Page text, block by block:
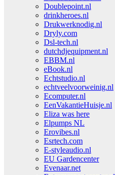
Doublepoint.nl
drinkheroes.nl
Drukwerknodig.nl
Dryly.com
Dsl-tech.nl
dutchdjequipment.nl
EBBM.nl
eBook.nl
Echtstudio.nl
echtveelvoorweinig.nl
Ecomputer.nl
EenVakantieHuisje.nl
Eliza was here
Elpumps NL
Erovibes.nl
Esrtech.com
E-styleaudio.nl
EU Gardencenter
Evenaar.net